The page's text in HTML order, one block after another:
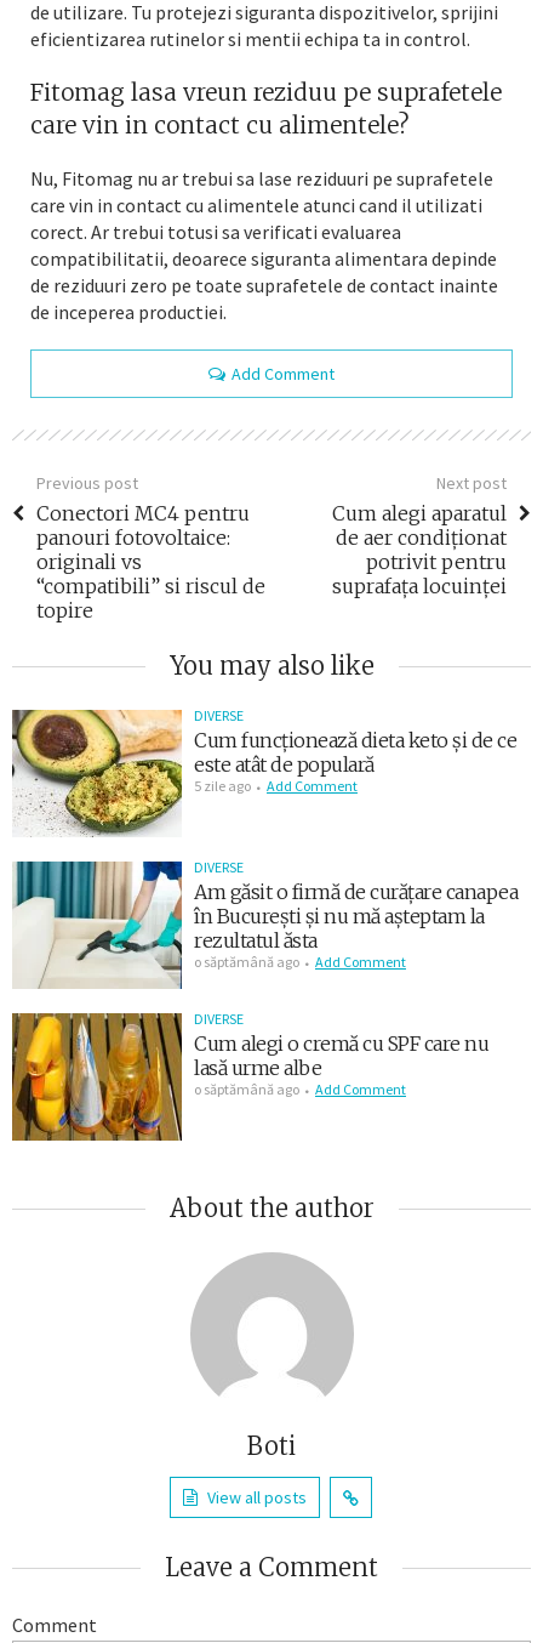
de utilizare. Tu protejezi siguranta dispozitivelor, sprijini
eficientizarea rutinelor si mentii echipa ta in control.
Fitomag lasa vreun reziduu pe suprafetele
care vin in contact cu alimentele?
Nu, Fitomag nu ar trebui sa lase reziduuri pe suprafetele
care vin in contact cu alimentele atunci cand il utilizati
corect. Ar trebui totusi sa verificati evaluarea
compatibilitatii, deoarece siguranta alimentara depinde
de reziduuri zero pe toate suprafetele de contact inainte
de inceperea productiei.
Add Comment
Previous post
Conectori MC4 pentru
panouri fotovoltaice:
originali vs
“compatibili” si riscul de
topire
Next post
Cum alegi aparatul
de aer condiționat
potrivit pentru
suprafața locuinței
You may also like
DIVERSE
Cum funcționează dieta keto și de ce
este atât de populară
5 zile ago Add Comment
DIVERSE
Am găsit o firmă de curățare canapea
în București și nu mă așteptam la
rezultatul ăsta
o săptămână ago Add Comment
DIVERSE
Cum alegi o cremă cu SPF care nu
lasă urme albe
o săptămână ago Add Comment
About the author
Boti
View all posts
Leave a Comment
Comment